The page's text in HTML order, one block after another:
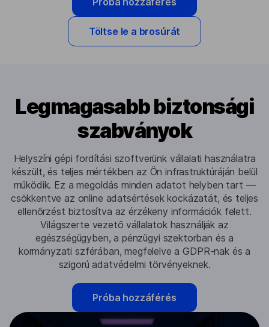
Töltse le a brosúrát
Legmagasabb biztonsági
szabványok
Helyszíni gépi fordítási szoftverünk vállalati használatra
készült, és teljes mértékben az Ön infrastruktúráján belül
működik. Ez a megoldás minden adatot helyben tart —
csökkentve az online adatsértések kockázatát, és teljes
ellenőrzést biztosítva az érzékeny információk felett.
Világszerte vezető vállalatok használják az
egészségügyben, a pénzügyi szektorban és a
kormányzati szférában, megfelelve a GDPR-nak és a
szigorú adatvédelmi törvényeknek.
Próba hozzáférés